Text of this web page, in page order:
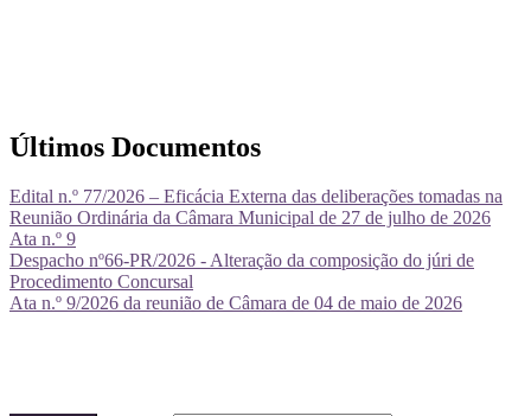
Últimos Documentos
Edital n.º 77/2026 – Eficácia Externa das deliberações tomadas na
Reunião Ordinária da Câmara Municipal de 27 de julho de 2026
Ata n.º 9
Despacho nº66-PR/2026 - Alteração da composição do júri de
Procedimento Concursal
Ata n.º 9/2026 da reunião de Câmara de 04 de maio de 2026